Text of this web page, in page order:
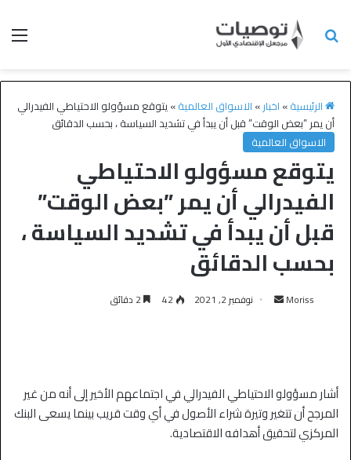
الرئيسية» اخبار» الاسواق العالمية»يتوقع مسؤولو الاحتياطي الفيدرالي
أن يمر ”بعض الوقت” قبل أن يبدأ في تشديد السياسة ، بحسب الدقائق
الاسواق العالمية
يتوقع مسؤولو الاحتياطي
الفيدرالي أن يمر ”بعض الوقت”
قبل أن يبدأ في تشديد السياسة ،
بحسب الدقائق
Moriss نوفمبر 2, 2021 42
أشار مسؤولو الاحتياطي الفيدرالي في اجتماعهم الأخير إلى أنه من غير
المرجح أن تتغير وتيرة شراء الأصول في أي وقت قريب بينما يسعى البنك
المركزي لتحقيق أهدافه الاقتصادية.